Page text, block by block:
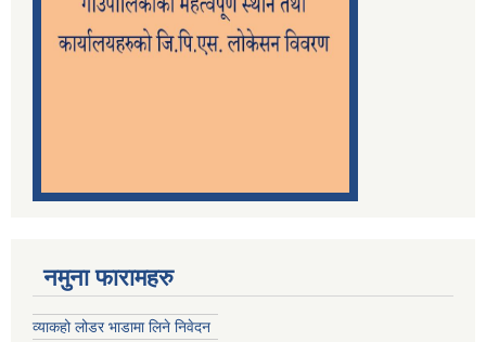
नमुना फारामहरु
व्याकहो लोडर भाडामा लिने निवेदन